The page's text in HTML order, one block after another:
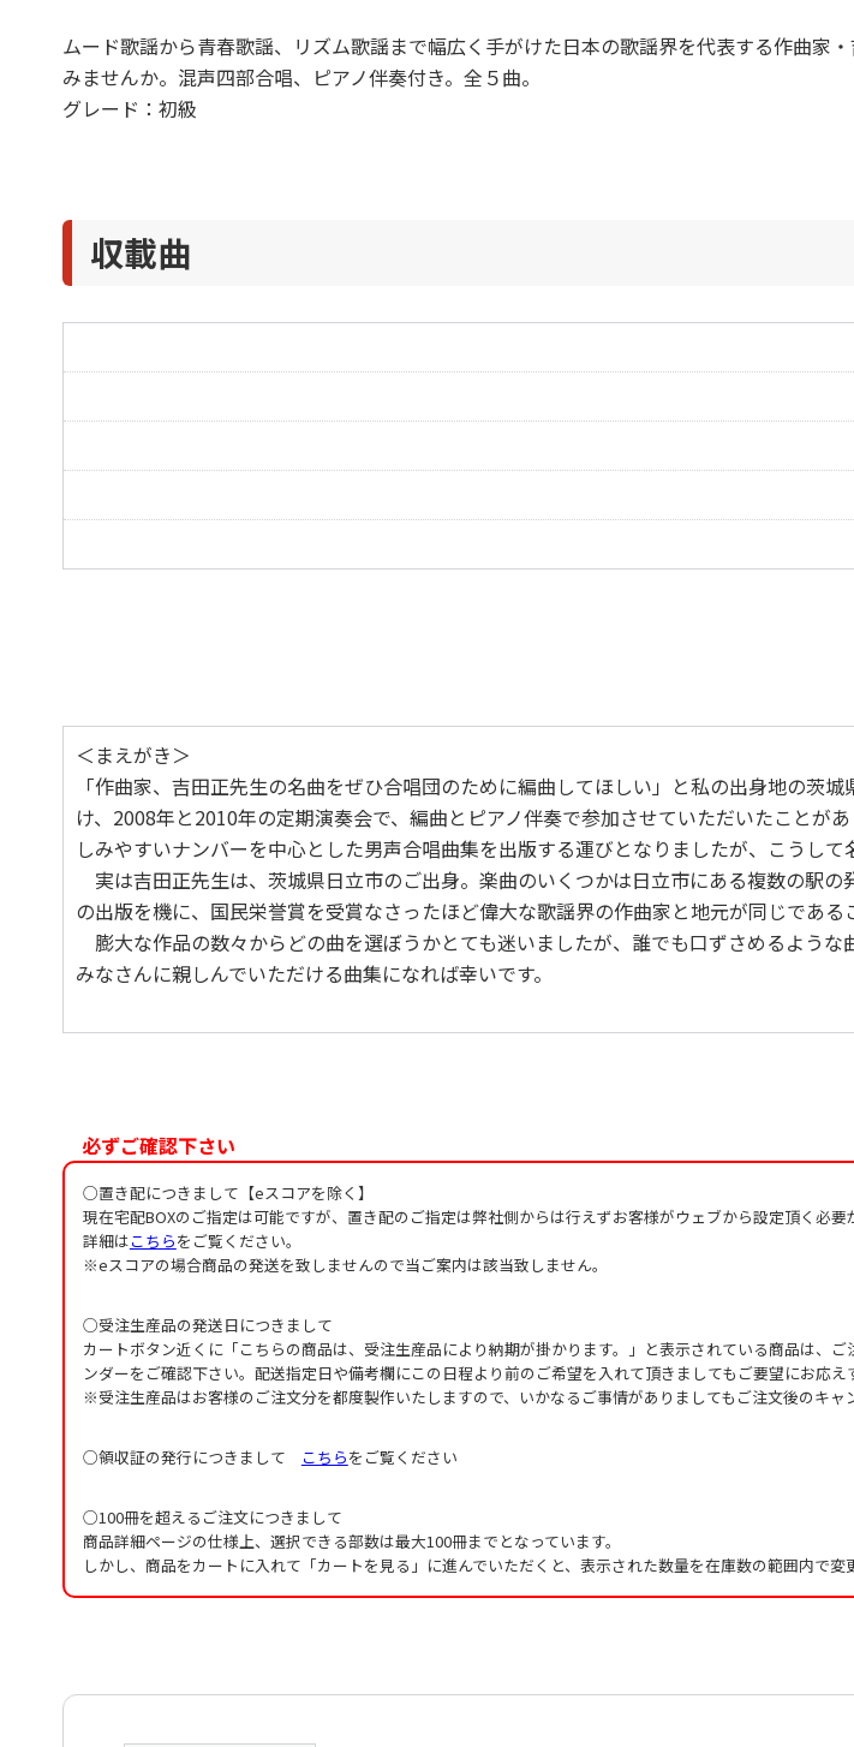
ムード歌謡から青春歌謡、リズム歌謡まで幅広く手がけた日本の歌謡界を代表する作曲家
みませんか。混声四部合唱、ピアノ伴奏付き。全５曲。
グレード：初級
収載曲
＜まえがき＞
「作曲家、吉田正先生の名曲をぜひ合唱団のために編曲してほしい」と私の出身地の茨
け、2008年と2010年の定期演奏会で、編曲とピアノ伴奏で参加させていただいたこと
しみやすいナンバーを中心とした男声合唱曲集を出版する運びとなりましたが、こうし
実は吉田正先生は、茨城県日立市のご出身。楽曲のいくつかは日立市にある複数の駅
の出版を機に、国民栄誉賞を受賞なさったほど偉大な歌謡界の作曲家と地元が同じであ
膨大な作品の数々からどの曲を選ぼうかとても迷いましたが、誰でも口ずさめるよう
みなさんに親しんでいただける曲集になれば幸いです。
必ずご確認下さい
○置き配につきまして【eスコアを除く】
現在宅配BOXのご指定は可能ですが、置き配のご指定は弊社側からは行えずお客様がウェブから設定頂く必
詳細はこちらをご覧ください。
※eスコアの場合商品の発送を致しませんので当ご案内は該当致しません。
○受注生産品の発送日につきまして
カートボタン近くに「こちらの商品は、受注生産品により納期が掛かります。」と表示されている商品は、
ンダーをご確認下さい。配送指定日や備考欄にこの日程より前のご希望を入れて頂きましてもご要望にお応え
※受注生産品はお客様のご注文分を都度製作いたしますので、いかなるご事情がありましてもご注文後のキャ
○領収証の発行につきまして こちらをご覧ください
○100冊を超えるご注文につきまして
商品詳細ページの仕様上、選択できる部数は最大100冊までとなっています。
しかし、商品をカートに入れて「カートを見る」に進んでいただくと、表示された数量を在庫数の範囲内で